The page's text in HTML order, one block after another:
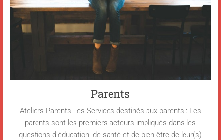
Parents
Ateliers Parents Les Services destinés aux parents : Les
parents sont les premiers acteurs impliqués dans les
questions d’éducation, de santé et de bien-être de leur(s)